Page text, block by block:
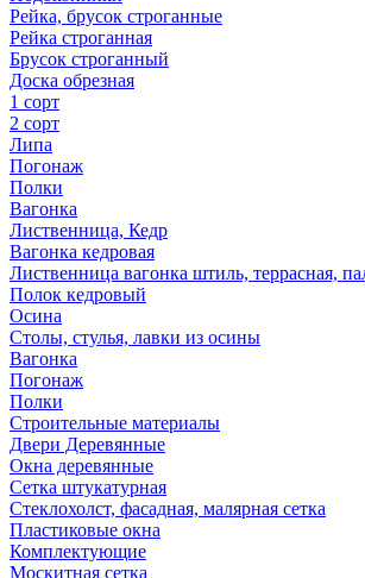
Рейка, брусок строганные
Рейка строганная
Брусок строганный
Доска обрезная
1 сорт
2 сорт
Липа
Погонаж
Полки
Вагонка
Лиственница, Кедр
Вагонка кедровая
Лиственница вагонка штиль, террасная,
Полок кедровый
Осина
Столы, стулья, лавки из осины
Вагонка
Погонаж
Полки
Строительные материалы
Двери Деревянные
Окна деревянные
Сетка штукатурная
Стеклохолст, фасадная, малярная сетка
Пластиковые окна
Комплектующие
Москитная сетка